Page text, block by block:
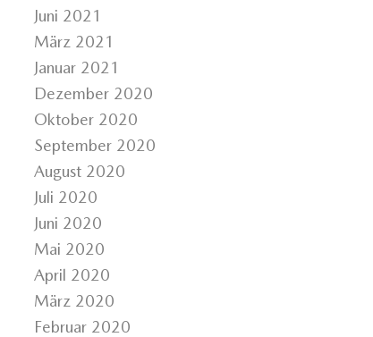
Juni 2021
März 2021
Januar 2021
Dezember 2020
Oktober 2020
September 2020
August 2020
Juli 2020
Juni 2020
Mai 2020
April 2020
März 2020
Februar 2020